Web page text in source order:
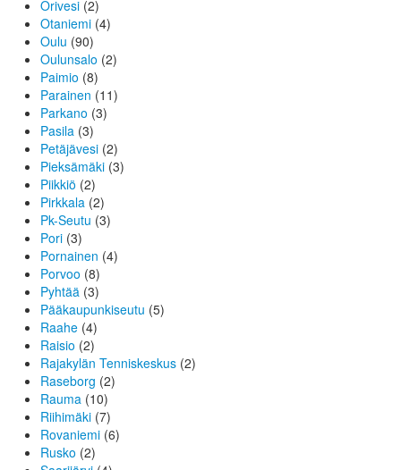
Orivesi (2)
Otaniemi (4)
Oulu (90)
Oulunsalo (2)
Paimio (8)
Parainen (11)
Parkano (3)
Pasila (3)
Petäjävesi (2)
Pieksämäki (3)
Piikkiö (2)
Pirkkala (2)
Pk-Seutu (3)
Pori (3)
Pornainen (4)
Porvoo (8)
Pyhtää (3)
Pääkaupunkiseutu (5)
Raahe (4)
Raisio (2)
Rajakylän Tenniskeskus (2)
Raseborg (2)
Rauma (10)
Riihimäki (7)
Rovaniemi (6)
Rusko (2)